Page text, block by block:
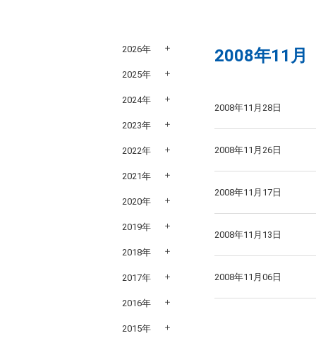
2008年11月
2008年11月28日
2008年11月26日
2008年11月17日
2008年11月13日
2008年11月06日
2026年
2025年
2024年
2023年
2022年
2021年
2020年
2019年
2018年
2017年
2016年
2015年